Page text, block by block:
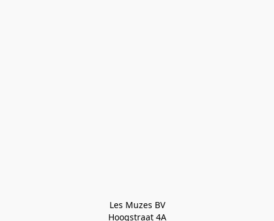
Les Muzes BV
Hoogstraat 4A